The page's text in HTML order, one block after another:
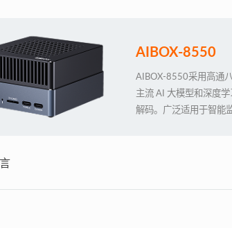
AIBOX-8550
AIBOX-8550采用高通
主流 AI 大模型和深度
解码。广泛适用于智能